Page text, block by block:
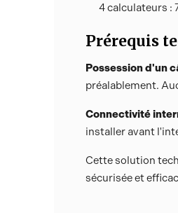
4 calculateurs :
Prérequis
Possession d'un
préalablement.
Connectivité
installer avant
Cette solution
sécurisée et